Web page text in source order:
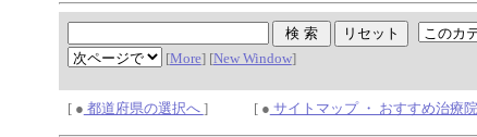
[More] [New Window]
[ ● 都道府県の選択へ ] [ ● サイトマップ ・ おすすめ治療